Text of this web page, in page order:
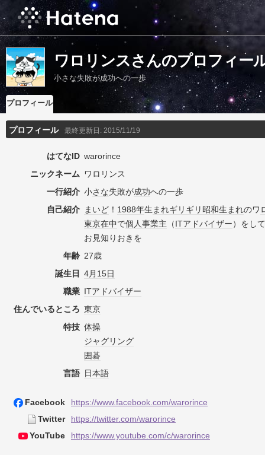
ワロリンスさんのプロフィー
小さな失敗が成功への一歩
プロフィール
プロフィール 最終更新日: 2015/11/19
はてなID warorince
ニックネーム ワロリンス
一行紹介 小さな失敗が成功への一歩
自己紹介 まいど ！ 1988年生まれギリギリ 昭和生まれのワ
東京在中で個人事業主 （ITアドバイザー）をし
お見知りおきを
年齢 27歳
誕生日
4月15日
職業 ITアドバイザー
住んでいるところ 東京
特技 体操
ジャグリング
囲碁
言語 日本語
Facebook
https://www.facebook.com/warorince
Twitter
https://twitter.com/warorince
YouTube
https://www.youtube.com/c/warorince